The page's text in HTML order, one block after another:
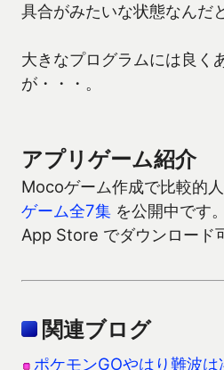
具合がみたいな状態なんだ
大きなプログラムには良く
が・・・。
アプリゲーム紹介
Mocoゲーム作成で比較的
ゲーム全7集 を公開中です
App Store でダウンロード
関連ブログ
ポケモンGOやはり難波は